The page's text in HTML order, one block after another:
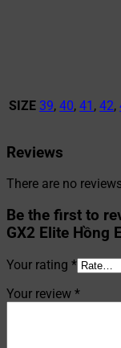
SIZE 39, 40, 41 , 42,
Reviews
There are no
Be the first to
GX2 Elite Hồng
Your rating *
Your review *